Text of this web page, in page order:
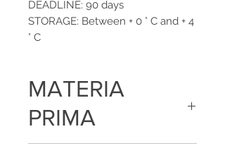
DEADLINE: 90 days
STORAGE: Between + 0 ° C and + 4
° C
MATERIA
PRIMA